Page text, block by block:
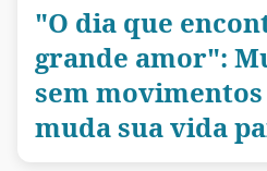
"O dia que
grande amor":
sem movimentos
muda sua vida